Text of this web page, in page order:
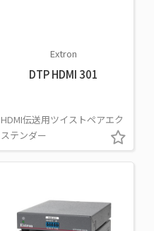
Extron
DTP HDMI 301
HDMI伝送用ツイストペアエク
ステンダー